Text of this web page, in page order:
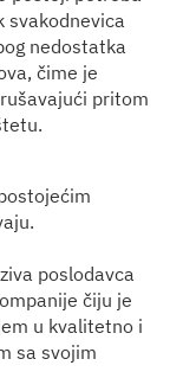
svakodnevica
nedostatka
čime je
pritom
poslodavca
čiju je
u kvalitetno i
sa svojim